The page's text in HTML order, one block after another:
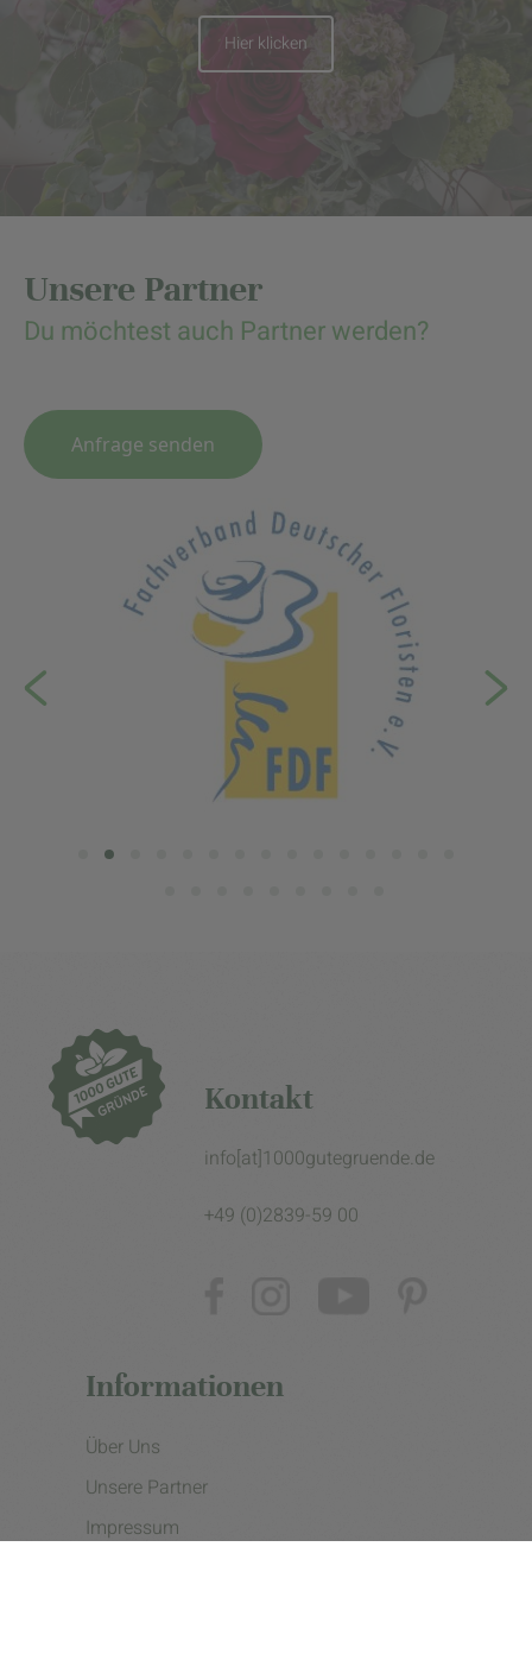
Hier klicken
Unsere Partner
Du möchtest auch Partner werden?
Anfrage senden
Kontakt
info[at]1000gutegruende.de
+49 (0)2839-59 00
Informationen
Über Uns
Unsere Partner
Impressum